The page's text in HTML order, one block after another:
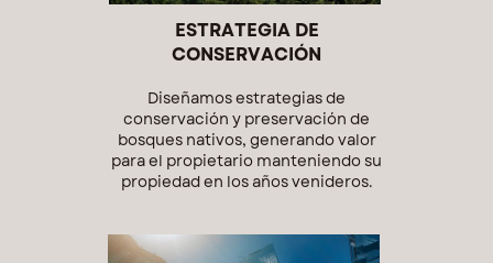
ESTRATEGIA DE
CONSERVACIÓN
Diseñamos estrategias de
conservación y preservación de
bosques nativos, generando valor
para el propietario manteniendo su
propiedad en los años venideros.